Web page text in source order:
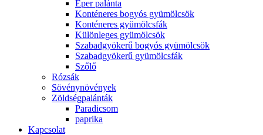
Eper palánta
Konténeres bogyós gyümölcsök
Konténeres gyümölcsfák
Különleges gyümölcsök
Szabadgyökerű bogyós gyümölcsök
Szabadgyökerű gyümölcsfák
Szőlő
Rózsák
Sövénynövények
Zöldségpalánták
Paradicsom
paprika
Kapcsolat